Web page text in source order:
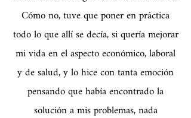
Cómo no, tuve que poner en práctica
todo lo que allí se decía, si quería mejorar
mi vida en el aspecto económico, laboral
y de salud, y lo hice con tanta emoción
pensando que había encontrado la
solución a mis problemas, nada